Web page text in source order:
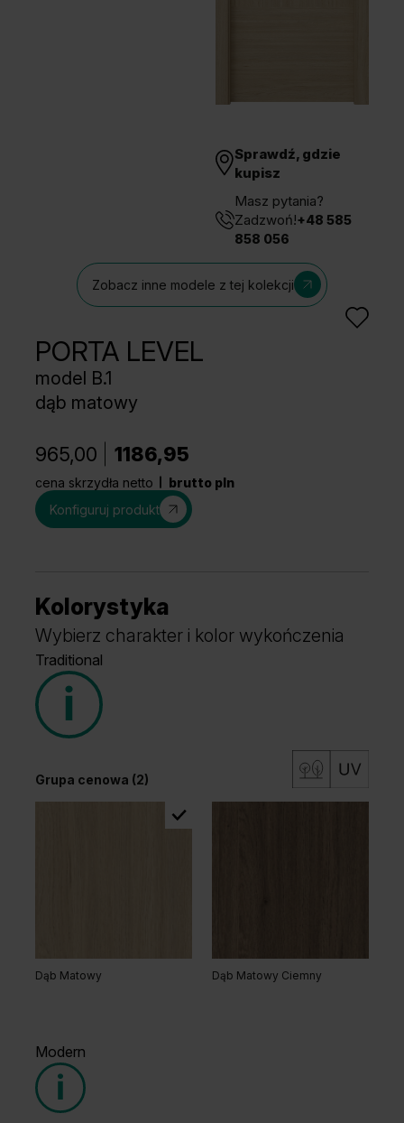
Sprawdź, gdzie
kupisz
Masz pytania?
Zadzwoń!+48 585
858 056
Zobacz inne modele z tej kolekcji
PORTA LEVEL
model B.1
dąb matowy
965,00 1186,95
cena skrzydła netto
brutto pln
Konfiguruj produkt
Kolorystyka
Wybierz charakter i kolor wykończenia
Traditional
Grupa cenowa (2)
Dąb Matowy Dąb Matowy Ciemny
Modern